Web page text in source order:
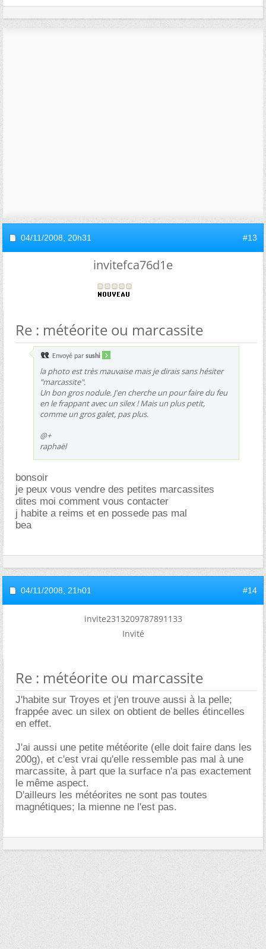
04/11/2008, 20h31 #13
invitefca76d1e
Re : météorite ou marcassite
Envoyé par sushi
la photo est très mauvaise mais je dirais sans hésiter
"marcassite".
Un bon gros nodule. J'en cherche un pour faire du feu
en le frappant avec un silex ! Mais un plus petit,
comme un gros galet, pas plus.
@+
raphaël
bonsoir
je peux vous vendre des petites marcassites
dites moi comment vous contacter
j habite a reims et en possede pas mal
bea
04/11/2008, 21h01 #14
invite2313209787891133
Invité
Re : météorite ou marcassite
J'habite sur Troyes et j'en trouve aussi à la pelle;
frappée avec un silex on obtient de belles étincelles
en effet.
J'ai aussi une petite météorite (elle doit faire dans les
200g), et c'est vrai qu'elle ressemble pas mal à une
marcassite, à part que la surface n'a pas exactement
le même aspect.
D'ailleurs les météorites ne sont pas toutes
magnétiques; la mienne ne l'est pas.